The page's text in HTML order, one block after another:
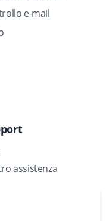
e-mail
assistenza